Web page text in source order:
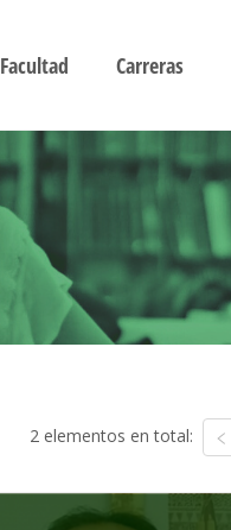
Facultad Carreras
2 elementos en total: